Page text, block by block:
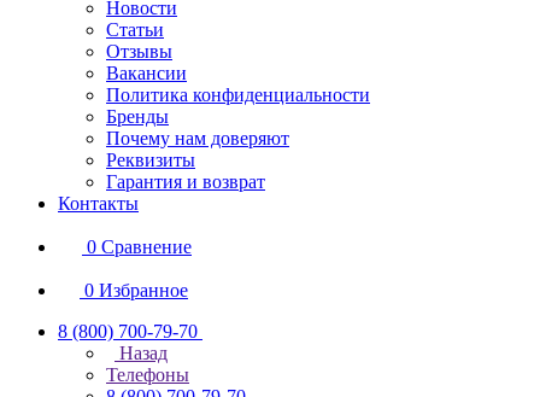
Новости
Статьи
Отзывы
Вакансии
Политика конфиденциальности
Бренды
Почему нам доверяют
Реквизиты
Гарантия и возврат
Контакты
0 Сравнение
0 Избранное
8 (800) 700-79-70
Назад
Телефоны